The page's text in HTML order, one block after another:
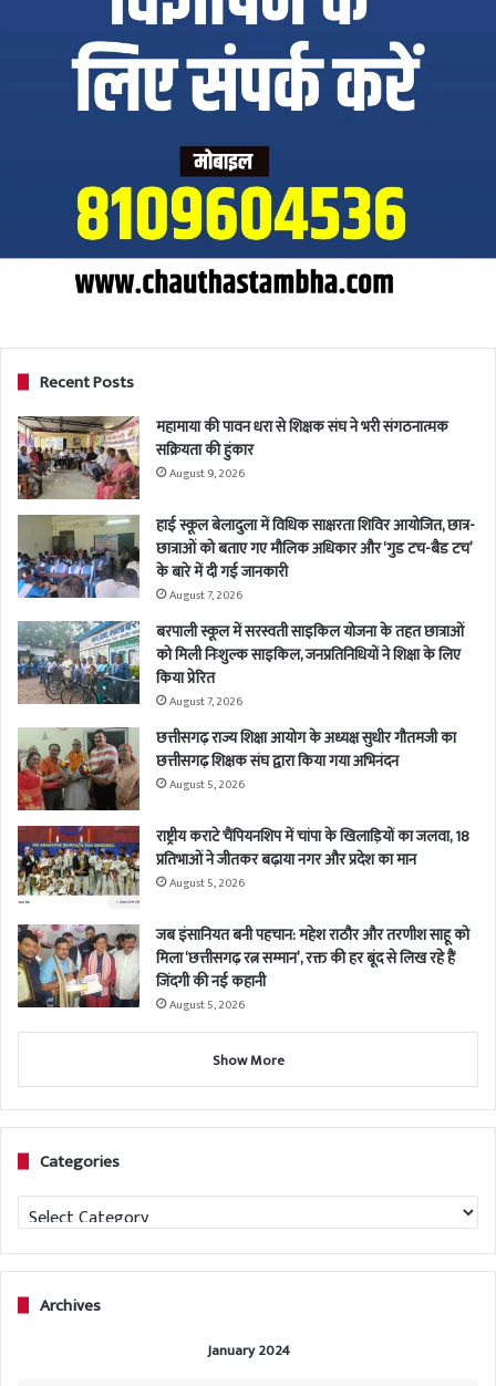
Recent Posts
महामाया की पावन धरा से शिक्षक संघ ने भरी संगठनात्मक
सक्रियता की हुंकार
August 9, 2026
हाई स्कूल बेलादुला में विधिक साक्षरता शिविर आयोजित, छात्र-
छात्राओं को बताए गए मौलिक अधिकार और ‘गुड टच-बैड टच’
के बारे में दी गई जानकारी
August 7, 2026
बरपाली स्कूल में सरस्वती साइकिल योजना के तहत छात्राओं
को मिली निःशुल्क साइकिल, जनप्रतिनिधियों ने शिक्षा के लिए
किया प्रेरित
August 7, 2026
छत्तीसगढ़ राज्य शिक्षा आयोग के अध्यक्ष सुधीर गौतमजी का
छत्तीसगढ़ शिक्षक संघ द्वारा किया गया अभिनंदन
August 5, 2026
राष्ट्रीय कराटे चैंपियनशिप में चांपा के खिलाड़ियों का जलवा, 18
प्रतिभाओं ने जीतकर बढ़ाया नगर और प्रदेश का मान
August 5, 2026
जब इंसानियत बनी पहचान: महेश राठौर और तरणीश साहू को
मिला ‘छत्तीसगढ़ रत्न सम्मान’, रक्त की हर बूंद से लिख रहे हैं
जिंदगी की नई कहानी
August 5, 2026
Show More
Categories
Categories
Archives
January 2024